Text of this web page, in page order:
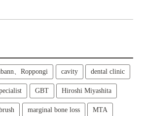
、Roppongi cavity dental clinic
GBT Hiroshi Miyashita
marginal bone loss MTA